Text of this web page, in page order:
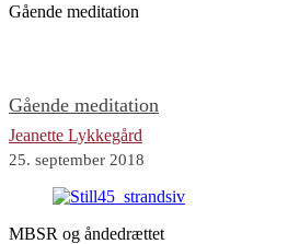
Gående meditation
Gående meditation
Jeanette Lykkegård
25. september 2018
MBSR og åndedrættet